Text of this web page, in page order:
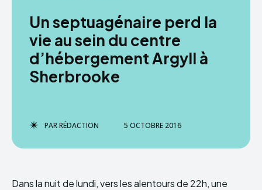
Un septuagénaire perd la
vie au sein du centre
d’hébergement Argyll à
Sherbrooke
PARRÉDACTION 5 OCTOBRE 2016
Dans la nuit de lundi, vers les alentours de 22h, une